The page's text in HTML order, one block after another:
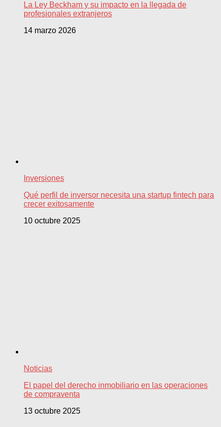
La Ley Beckham y su impacto en la llegada de
profesionales extranjeros
14 marzo 2026
Inversiones
Qué perfil de inversor necesita una startup fintech para
crecer exitosamente
10 octubre 2025
Noticias
El papel del derecho inmobiliario en las operaciones
de compraventa
13 octubre 2025